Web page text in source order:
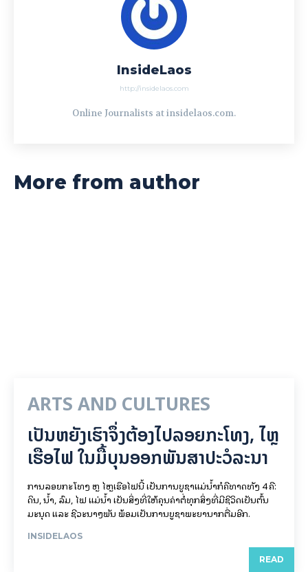
InsideLaos
http://insidelaos.com
Online Journalists at insidelaos.com.
More from author
ARTS AND CULTURES
ເປັນ​ຫຍັງ​ເຮົາ​ຈຶ່ງ​ຕ້ອງ​ໄປລອຍ​ກະ​ໂທງ, ໄຫຼ​
ເຮືອ​ໄຟ ໃນ​ມື້​​ບຸນ​ອອກ​ພັນ​ສາ​ປະ​ວໍ​ລະ​ນາ
ການລອຍ​ກະ​ໂທງ ຫຼື ໄຫຼເຮືອໄຟນີ້ ເປັນການບູຊາແມ່ນໍ້າກໍຄືທາດທັງ 4 ຄື:
ດິນ, ນໍ້າ, ລົມ, ໄຟ ແມ່ນໍ້າ ເປັນສິ່ງທີ່ໃຫ້ຄຸນຄ່າຕໍ່ທຸກສິ່ງທີ່ມີຊີວິດເປັນຕົ້ນ
ມະນຸດ ແລະ ຊີວະນາໆພັນ ພ້ອມເປັນການບູຊາພະຍານາກຕື່ມອີກ.
INSIDELAOS
READ